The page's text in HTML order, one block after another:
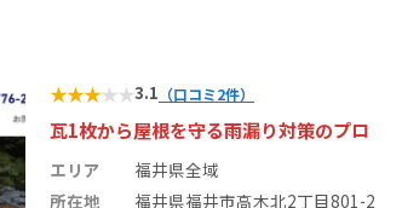
★★★★★3.1 （口コミ2件）
瓦1枚から屋根を守る雨漏り対策のプロ
エリア
福井県全域
所在地
福井県福井市高木北2丁目801-2